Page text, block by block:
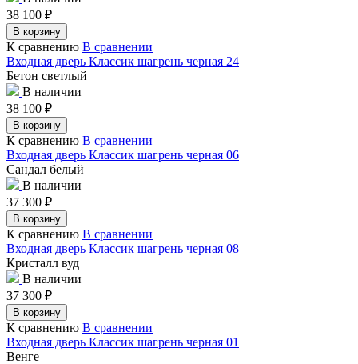
38 100 ₽
В корзину
К сравнению В сравнении
Входная дверь Классик шагрень черная 24
Бетон светлый
В наличии
38 100 ₽
В корзину
К сравнению В сравнении
Входная дверь Классик шагрень черная 06
Сандал белый
В наличии
37 300 ₽
В корзину
К сравнению В сравнении
Входная дверь Классик шагрень черная 08
Кристалл вуд
В наличии
37 300 ₽
В корзину
К сравнению В сравнении
Входная дверь Классик шагрень черная 01
Венге